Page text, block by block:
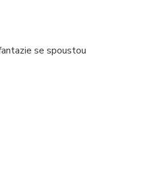
se spoustou